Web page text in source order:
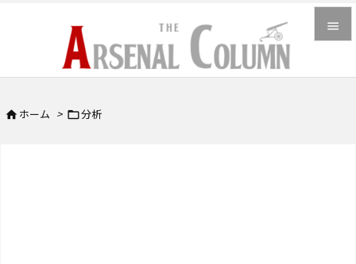

メニュ
 ホーム > 分析